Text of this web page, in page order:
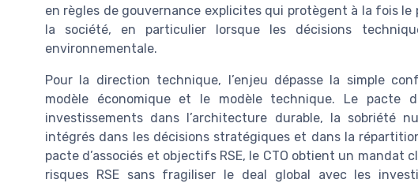
en règles de gouvernance explicites qui protègent à la fois
la société, en particulier lorsque les décisions
environnementale.
Pour la direction technique, l’enjeu dépasse la simple
modèle économique et le modèle technique. Le pacte
investissements dans l’architecture durable, la sobriété
intégrés dans les décisions stratégiques et dans la
pacte d’associés et objectifs RSE, le CTO obtient un mandat
risques RSE sans fragiliser le deal global avec les